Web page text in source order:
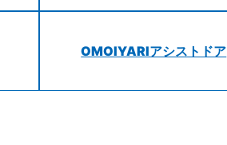
OMOIYARIアシストドア